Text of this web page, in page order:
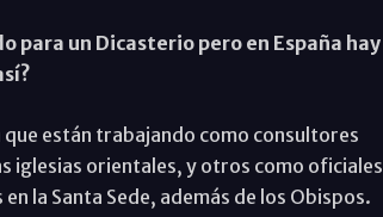
para un Dicasterio pero en España hay
están trabajando como consultores
iglesias orientales, y otros como oficiales
la Santa Sede, además de los Obispos.